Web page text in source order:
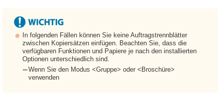
In folgenden Fällen können Sie keine Auftragstrennblätter
zwischen Kopiersätzen einfügen. Beachten Sie, dass die
verfügbaren Funktionen und Papiere je nach den installierten
Optionen unterschiedlich sind.
Wenn Sie den Modus <Gruppe> oder <Broschüre>
verwenden